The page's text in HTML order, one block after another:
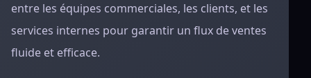
entre les équipes commerciales, les clients, et les
services internes pour garantir un flux de ventes
fluide et efficace.